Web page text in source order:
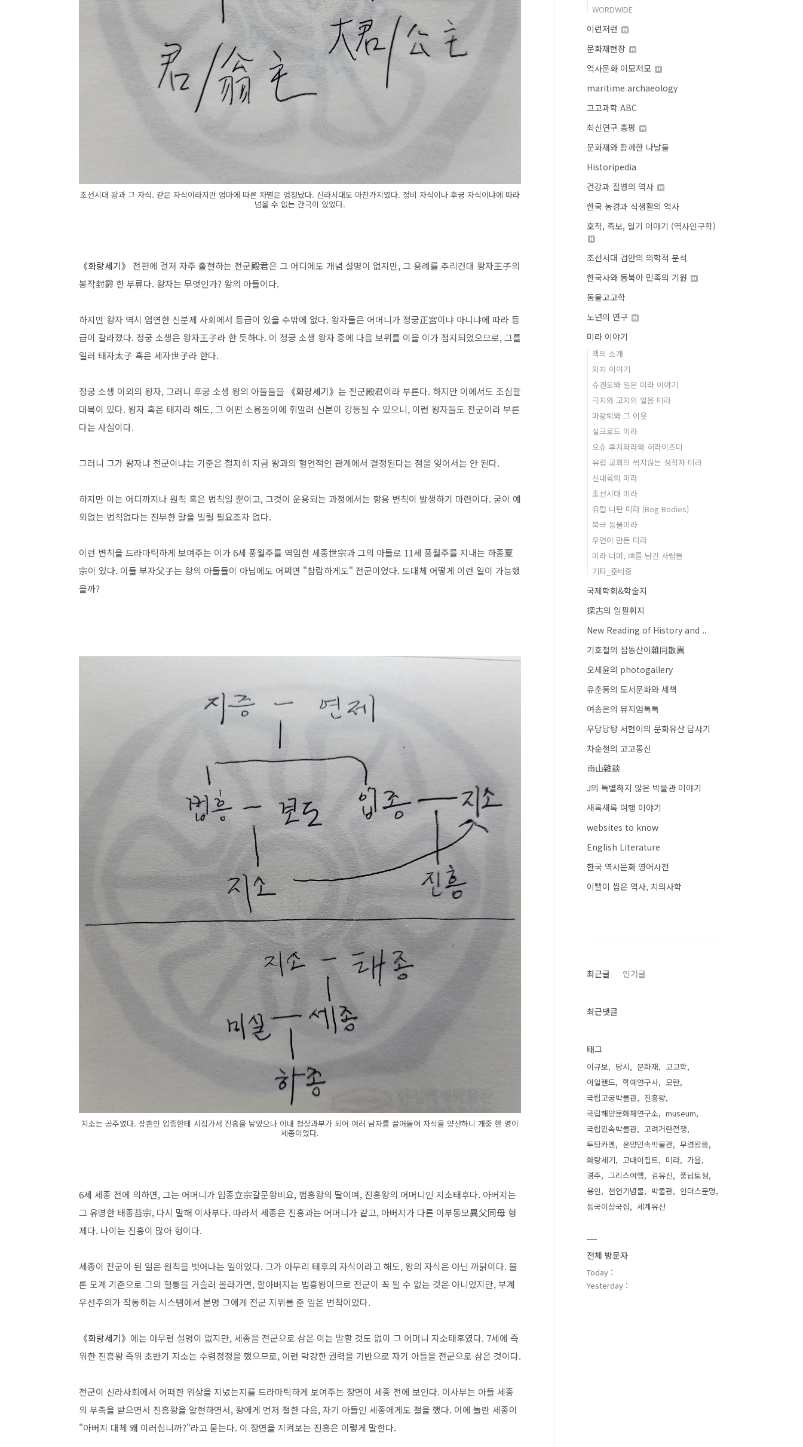
조선시대 왕과 그 자식. 같은 자식이라지만 엄마에 따른 차별은 엄청났다. 신라시대도 마찬가지였다. 정비 자식이나 후궁 자식이냐에 따라
넘을 수 없는 간극이 있었다.
《화랑세기》
전편에 걸쳐 자주 출현하는 전군殿君은 그 어디에도 개념 설명이 없지만, 그 용례를 추리건대 왕자王子의
봉작封爵 한 부류다. 왕자는 무엇인가? 왕의 아들이다.
하지만 왕자 역시 엄연한 신분제 사회에서 등급이 있을 수밖에 없다. 왕자들은 어머니가 정궁正宮이냐 아니냐에 따라 등
급이 갈라졌다. 정궁 소생은 왕자王子라 한 듯하다. 이 정궁 소생 왕자 중에 다음 보위를 이을 이가 점지되었으므로, 그를
일러 태자太子 혹은 세자世子라 한다.
정궁 소생 이외의 왕자, 그러니 후궁 소생 왕의 아들들을 《화랑세기》 는 전군殿君이라 부른다. 하지만 이에서도 조심할
대목이 있다. 왕자 혹은 태자라 해도, 그 어떤 소용돌이에 휘말려 신분이 강등될 수 있으니, 이런 왕자들도 전군이라 부른
다는 사실이다.
그러니 그가 왕자냐 전군이냐는 기준은 철저히 지금 왕과의 혈연적인 관계에서 결정된다는 점을 잊어서는 안 된다.
하지만 이는 어디까지나 원칙 혹은 법칙일 뿐이고, 그것이 운용되는 과정에서는 항용 변칙이 발생하기 마련이다. 굳이 예
외없는 법칙없다는 진부한 말을 빌릴 필요조차 없다.
이런 변칙을 드라마틱하게 보여주는 이가 6세 풍월주를 역임한 세종世宗과 그의 아들로 11세 풍월주를 지내는 하종夏
宗이 있다. 이들 부자父子는 왕의 아들들이 아님에도 어쩌면 "참람하게도" 전군이었다. 도대체 어떻게 이런 일이 가능했
을까?
지소는 공주였다. 삼촌인 입종한테 시집가서 진흥을 낳았으나 이내 청상과부가 되어 여러 남자를 끌어들여 자식을 양산하니 개중 한 명이
세종이었다.
6세 세종 전에 의하면, 그는 어머니가 입종立宗갈문왕비요, 법흥왕의 딸이며, 진흥왕의 어머니인 지소태후다. 아버지는
그 유명한 태종苔宗, 다시 말해 이사부다. 따라서 세종은 진흥과는 어머니가 같고, 아버지가 다른 이부동모異父同母 형
제다. 나이는 진흥이 많아 형이다.
세종이 전군이 된 일은 원칙을 벗어나는 일이었다. 그가 아무리 태후의 자식이라고 해도, 왕의 자식은 아닌 까닭이다. 물
론 모계 기준으로 그의 혈통을 거슬러 올라가면, 할아버지는 법흥왕이므로 전군이 꼭 될 수 없는 것은 아니었지만, 부계
우선주의가 작동하는 시스템에서 분명 그에게 전군 지위를 준 일은 변칙이었다.
《화랑세기》 에는 아무런 설명이 없지만, 세종을 전군으로 삼은 이는 말할 것도 없이 그 어머니 지소태후였다. 7세에 즉
위한 진흥왕 즉위 초반기 지소는 수렴청정을 했으므로, 이런 막강한 권력을 기반으로 자기 아들을 전군으로 삼은 것이다.
전군이 신라사회에서 어떠한 위상을 지녔는지를 드라마틱하게 보여주는 장면이 세종 전에 보인다. 이사부는 아들 세종
의 부축을 받으면서 진흥왕을 알현하면서, 왕에게 먼저 절한 다음, 자기 아들인 세종에게도 절을 했다. 이에 놀란 세종이
"아버지 대체 왜 이러십니까?"라고 묻는다. 이 장면을 지켜보는 진흥은 이렇게 말한다.
WORDWIDE
이런저런
문화재현장
역사문화 이모저모
maritime archaeology
고고과학 ABC
최신연구 총평
문화재와 함께한 나날들
Historipedia
건강과 질병의 역사
한국 농경과 식생활의 역사
호적, 족보, 일기 이야기 (역사인구학)
조선시대 검안의 의학적 분석
한국사와 동북아 민족의 기원
동물고고학
노년의 연구
미라 이야기
책의 소개
외치 이야기
슈겐도와 일본 미라 이야기
극지와 고지의 얼음 미라
마왕퇴와 그 이웃
실크로드 미라
오슈 후지와라와 히라이즈미
유럽 교회의 썩지않는 성직자 미라
신대륙의 미라
조선시대 미라
유럽 니탄 미라 (Bog Bodies)
북극 동물미라
우연이 만든 미라
미라 너머, 뼈를 남긴 사람들
기타_준비중
국제학회&학술지
探古의 일필휘지
New Reading of History and ..
기호철의 잡동산이雜同散異
오세윤의 photogallery
유춘동의 도서문화와 세책
여송은의 뮤지엄톡톡
우당당탕 서현이의 문화유산 답사기
차순철의 고고통신
南山雜談
J의 특별하지 않은 박물관 이야기
새록새록 여행 이야기
websites to know
English Literature
한국 역사문화 영어사전
이빨이 씹은 역사, 치의사학
최근글 인기글
최근댓글
태그
이규보 당시 문화재
고고학
아일랜드
학예연구사
모란
국립고궁박물관
진흥왕
국립해양문화재연구소
museum
국립민속박물관
고려거란전쟁
투탕카멘
온양민속박물관
무령왕릉
화랑세기
고대이집트 미라
가을
경주
그리스여행 김유신
풍납토성
용인
천연기념물 박물관
인더스문명
동국이상국집
세계유산
전체 방문자
Today :
Yesterday :